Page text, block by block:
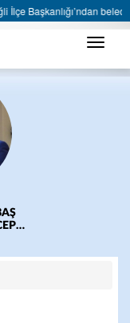
belediyeye sert
Menü